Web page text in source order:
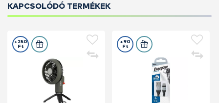
KAPCSOLÓDÓ TERMÉKEK
+250
Ft
+90
Ft